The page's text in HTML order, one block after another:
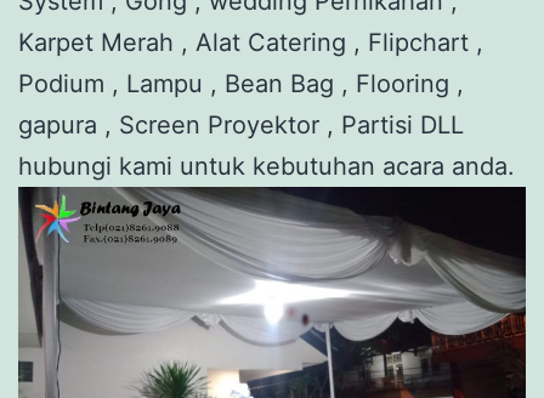
Karpet Merah , Alat Catering , Flipchart ,
Podium , Lampu , Bean Bag , Flooring ,
gapura , Screen Proyektor , Partisi DLL
hubungi kami untuk kebutuhan acara anda.